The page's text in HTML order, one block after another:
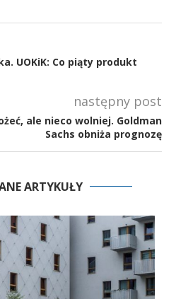
UOKiK: Co piąty produkt
następny post
ale nieco wolniej. Goldman
Sachs obniża prognozę
ARTYKUŁY